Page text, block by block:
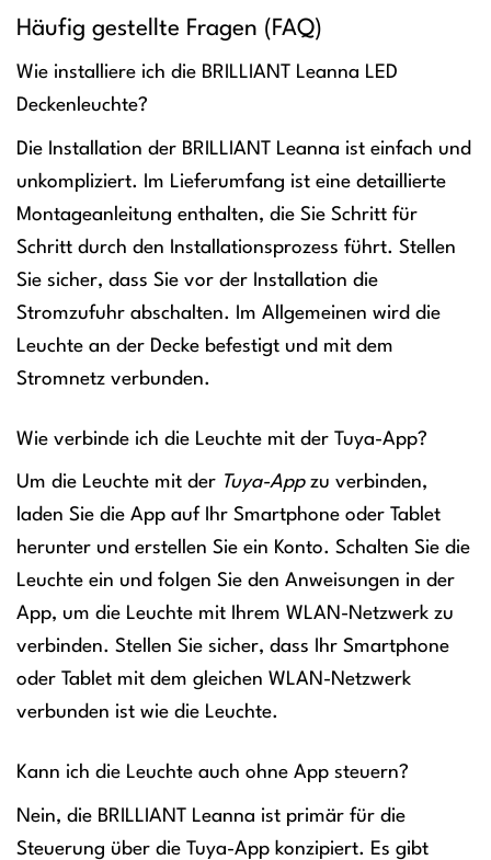
Häufig gestellte Fragen (FAQ)
Wie installiere ich die BRILLIANT Leanna LED
Deckenleuchte?
Die Installation der BRILLIANT Leanna ist einfach und
unkompliziert. Im Lieferumfang ist eine detaillierte
Montageanleitung enthalten, die Sie Schritt für
Schritt durch den Installationsprozess führt. Stellen
Sie sicher, dass Sie vor der Installation die
Stromzufuhr abschalten. Im Allgemeinen wird die
Leuchte an der Decke befestigt und mit dem
Stromnetz verbunden.
Wie verbinde ich die Leuchte mit der Tuya-App?
Um die Leuchte mit der Tuya-Appzu verbinden,
laden Sie die App auf Ihr Smartphone oder Tablet
herunter und erstellen Sie ein Konto. Schalten Sie die
Leuchte ein und folgen Sie den Anweisungen in der
App, um die Leuchte mit Ihrem WLAN-Netzwerk zu
verbinden. Stellen Sie sicher, dass Ihr Smartphone
oder Tablet mit dem gleichen WLAN-Netzwerk
verbunden ist wie die Leuchte.
Kann ich die Leuchte auch ohne App steuern?
Nein, die BRILLIANT Leanna ist primär für die
Steuerung über die Tuya-App konzipiert. Es gibt